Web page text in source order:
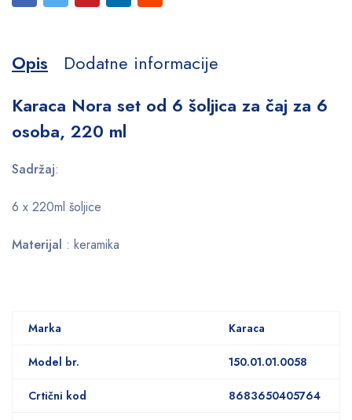
Opis
Dodatne informacije
Karaca Nora set od 6 šoljica za čaj za 6
osoba, 220 ml
Sadržaj:
6 x 220ml šoljice
Materijal : keramika
Marka Karaca
Model br. 150.01.01.0058
Crtični kod 8683650405764